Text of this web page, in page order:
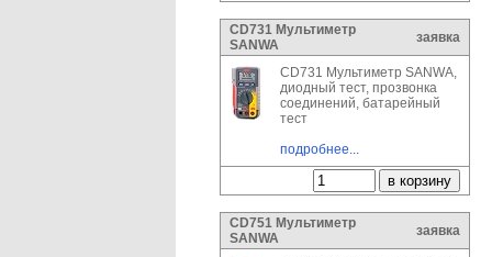
CD731 Мультиметр
SANWA
заявка
CD731 Мультиметр SANWA,
диодный тест, прозвонка
соединений, батарейный
тест
подробнее...
CD751 Мультиметр
SANWA
заявка